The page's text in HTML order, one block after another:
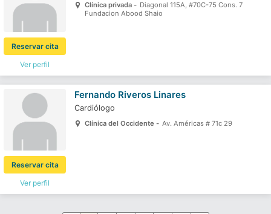
Ver perfil
Reservar cita
Clínica privada - Diagonal 115A, #70C-75 Cons. 7
Fundacion Abood Shaio
Ver perfil
Reservar cita
Fernando Riveros Linares
Cardiólogo
Clínica del Occidente - Av. Américas # 71c 29